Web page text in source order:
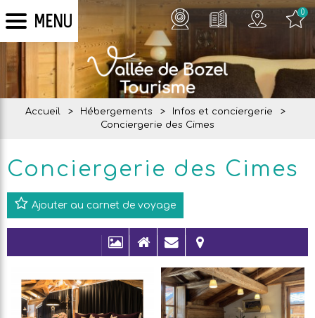
MENU 0
Accueil > Hébergements > Infos et conciergerie
>
Conciergerie des Cimes
Conciergerie des Cimes
Ajouter au carnet de voyage